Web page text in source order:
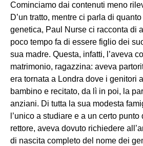
Cominciamo dai contenuti meno
D’un tratto, mentre ci parla di
genetica, Paul Nurse ci racconta di
poco tempo fa di essere figlio dei
sua madre. Questa, infatti, l’aveva
matrimonio, ragazzina: aveva
era tornata a Londra dove i genitori
bambino e recitato, da lì in poi, la
anziani. Di tutta la sua modesta
l’unico a studiare e a un certo
rettore, aveva dovuto richiedere
di nascita completo del nome dei